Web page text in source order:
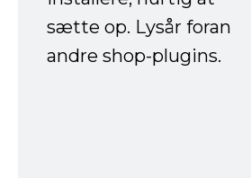
sætte op. Lysår foran
andre shop-plugins.